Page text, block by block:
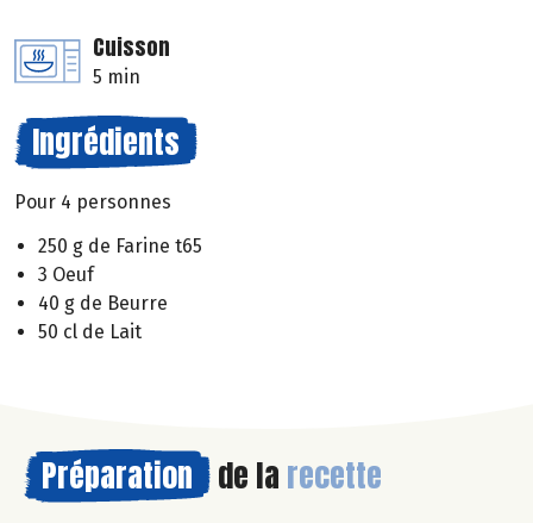
Cuisson
5 min
Ingrédients
Pour 4 personnes
250 g de Farine t65
3 Oeuf
40 g de Beurre
50 cl de Lait
Préparation de la recette